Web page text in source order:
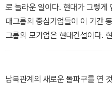
들은 동지로 시작했으나 끝내는
멸을 재촉하는 사이가 되고 말았
도맡았지만 그래도 박정희 정권
를 회고록을 통해 역사의 기록으
로 놀라운 일이다. 현대가 그렇게
대그룹의 중심기업들이 이 기간
그룹의 모기업은 현대건설이다.
히 참여하여 기반을 닦았다. ……
국 설계회사에서 빌린 유조선 도
남북관계의 새로운 돌파구를 연